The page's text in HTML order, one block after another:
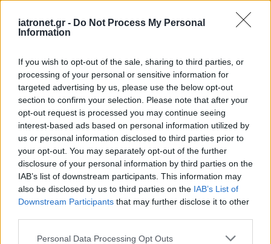
iatronet.gr - Do Not Process My Personal
Information
If you wish to opt-out of the sale, sharing to third parties, or
processing of your personal or sensitive information for
targeted advertising by us, please use the below opt-out
section to confirm your selection. Please note that after your
opt-out request is processed you may continue seeing
interest-based ads based on personal information utilized by
us or personal information disclosed to third parties prior to
your opt-out. You may separately opt-out of the further
disclosure of your personal information by third parties on the
IAB’s list of downstream participants. This information may
also be disclosed by us to third parties on the IAB’s List of
Downstream Participants that may further disclose it to other
Please note that this website/app uses one or more Google
Personal Data Processing Opt Outs